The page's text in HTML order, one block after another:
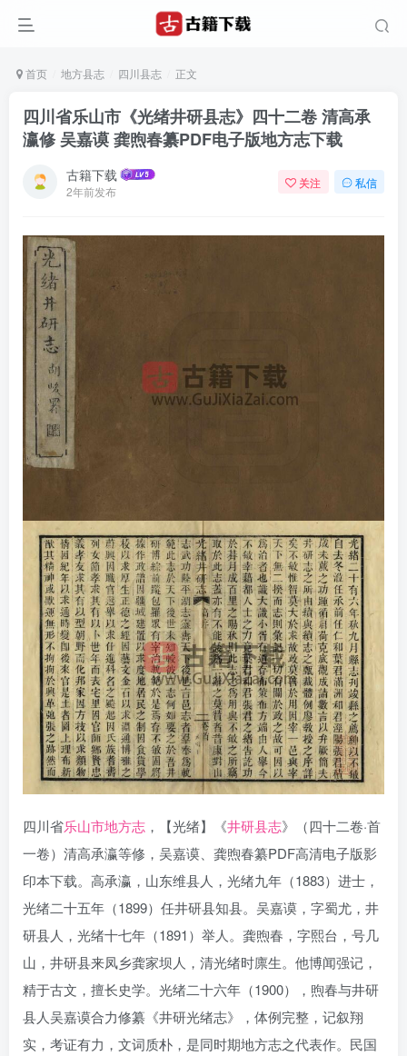
首页 地方县志 四川县志 正文
四川省乐山市《光绪井研县志》四十二卷 清高承
瀛修 吴嘉谟 龚煦春纂PDF电子版地方志下载
古籍下载
2年前发布
关注 私信
四川省乐山市地方志 ，【光绪】《井研县志》（四十二卷·首
一卷）清高承瀛等修，吴嘉谟、龚煦春纂PDF高清电子版影
印本下载。高承瀛，山东维县人，光绪九年（1883）进士，
光绪二十五年（1899）任井研县知县。吴嘉谟，字蜀尤，井
研县人，光绪十七年（1891）举人。龚煦春，字熙台，号几
山，井研县来凤乡龚家坝人，清光绪时廪生。他博闻强记，
精于古文，擅长史学。光绪二十六年（1900），煦春与井研
县人吴嘉谟合力修纂《井研光绪志》，体例完整，记叙翔
实，考证有力，文词质朴，是同时期地方志之代表作。民国